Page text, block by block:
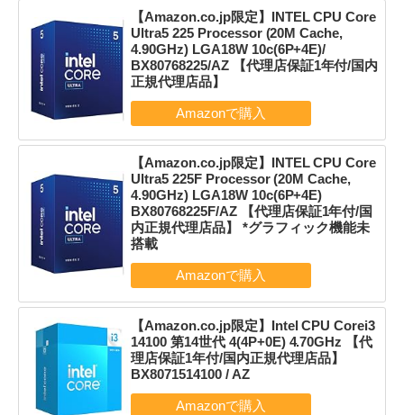
【Amazon.co.jp限定】INTEL CPU Core
Ultra5 225 Processor (20M Cache,
4.90GHz) LGA18W 10c(6P+4E)/
BX80768225/AZ 【代理店保証1年付/国内
正規代理店品】
【Amazon.co.jp限定】INTEL CPU Core
Ultra5 225F Processor (20M Cache,
4.90GHz) LGA18W 10c(6P+4E)
BX80768225F/AZ 【代理店保証1年付/国
内正規代理店品】 *グラフィック機能未
搭載
【Amazon.co.jp限定】Intel CPU Corei3
14100 第14世代 4(4P+0E) 4.70GHz 【代
理店保証1年付/国内正規代理店品】
BX8071514100 / AZ